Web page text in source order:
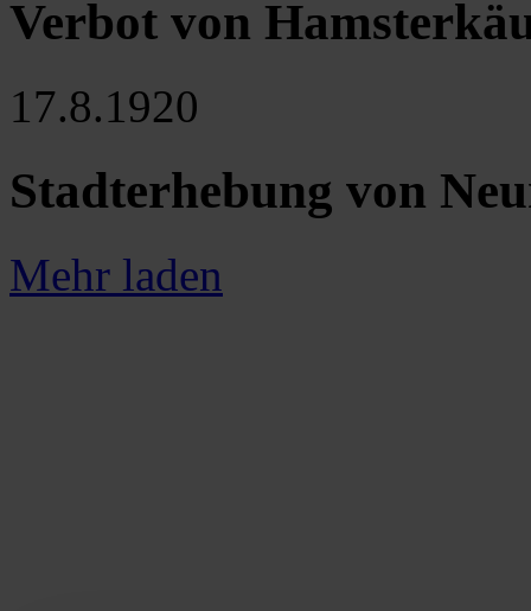
Verbot von
17.8.1920
Stadterhebung von
Mehr laden